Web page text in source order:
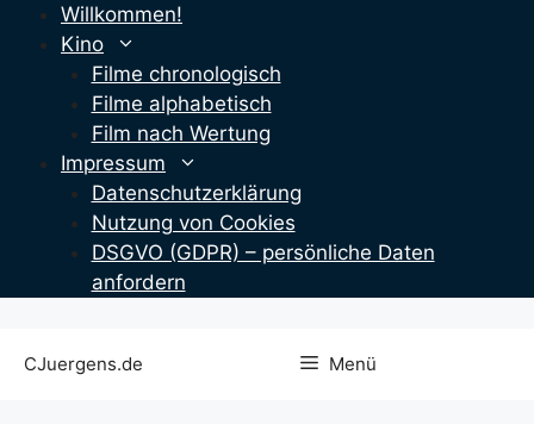
Zum
Inhalt
springen
Willkommen!
Kino
Filme chronologisch
Filme alphabetisch
Film nach Wertung
Impressum
Datenschutzerklärung
Nutzung von Cookies
DSGVO (GDPR) – persönliche Daten
anfordern
CJuergens.de Menü